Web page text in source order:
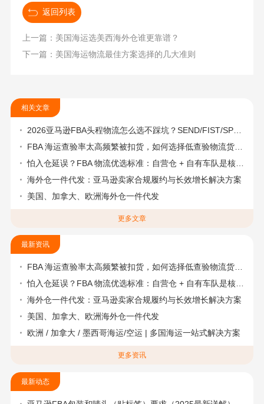
返回列表
上一篇：美国海运选美西海外仓谁更靠谱？
下一篇：美国海运物流最佳方案选择的几大准则
相关文章
2026亚马逊FBA头程物流怎么选不踩坑？SEND/FIST/SPN官方认证物流商，只有这家敢承诺“准达率第一”
FBA 海运查验率太高频繁被扣货，如何选择低查验物流货代？
怕入仓延误？FBA 物流优选标准：自营仓 + 自有车队是核心硬指标
海外仓一件代发：亚马逊卖家合规履约与长效增长解决方案
美国、加拿大、欧洲海外仓一件代发
更多文章
最新资讯
FBA 海运查验率太高频繁被扣货，如何选择低查验物流货代？
怕入仓延误？FBA 物流优选标准：自营仓 + 自有车队是核心硬指标
海外仓一件代发：亚马逊卖家合规履约与长效增长解决方案
美国、加拿大、欧洲海外仓一件代发
欧洲 / 加拿大 / 墨西哥海运/空运 | 多国海运一站式解决方案
更多资讯
最新动态